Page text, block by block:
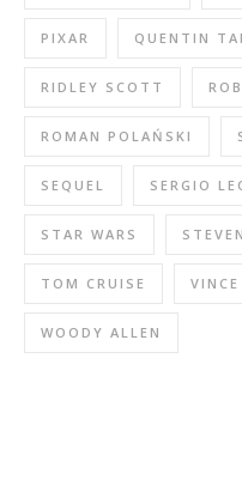
PIXAR QUENTIN
RIDLEY SCOTT
ROMAN POLAŃSKI
SEQUEL SERGIO
STAR WARS
TOM CRUISE
WOODY ALLEN